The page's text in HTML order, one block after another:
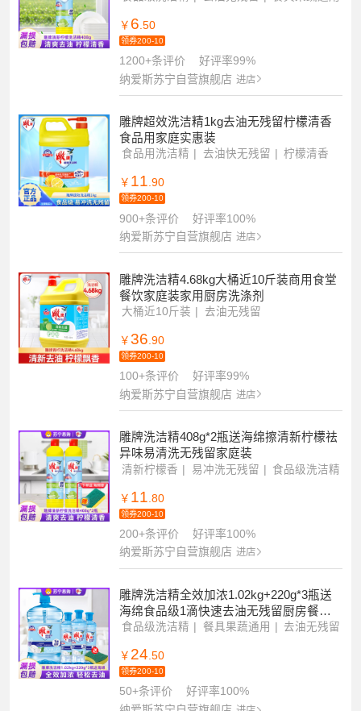
￥ 6 .50
领券200-10
1200+条评价
好评率99%
纳爱斯苏宁自营旗舰店 进店
雕牌超效洗洁精1kg去油无残留柠檬清香
食品用家庭实惠装
食品用洗洁精 去油快无残留 柠檬清香
￥ 11.90
领券200-10
900+条评价
好评率100%
纳爱斯苏宁自营旗舰店 进店
雕牌洗洁精4.68kg大桶近10斤装商用食堂
餐饮家庭装家用厨房洗涤剂
大桶近10斤装
去油无残留
￥ 36.90
领券200-10
100+条评价
好评率99%
纳爱斯苏宁自营旗舰店 进店
雕牌洗洁精408g*2瓶送海绵擦清新柠檬祛
异味易清洗无残留家庭装
清新柠檬香 易冲洗无残留 食品级洗洁精
￥ 11 .80
领券200-10
200+条评价
好评率100%
纳爱斯苏宁自营旗舰店 进店
雕牌洗洁精全效加浓1.02kg+220g*3瓶送
海绵食品级1滴快速去油无残留厨房餐具
果蔬清洁
食品级洗洁精 餐具果蔬通用 去油无残留
￥ 24.50
领券200-10
50+条评价
好评率100%